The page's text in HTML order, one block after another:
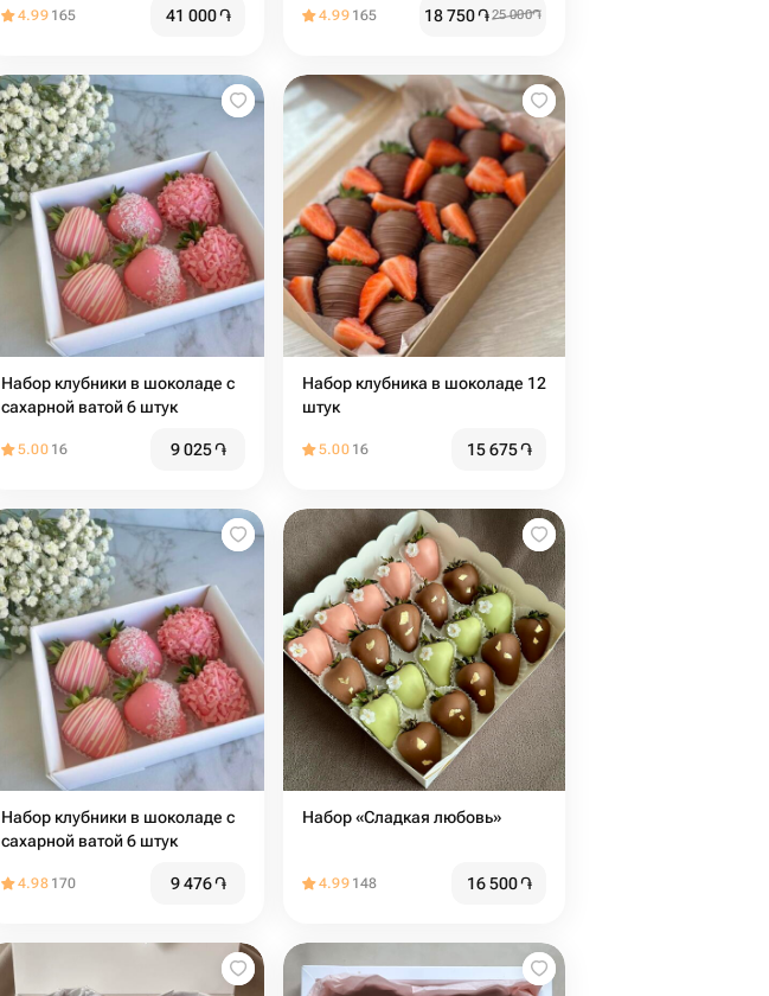
4.99 165 41 000֏ 4.99 165 18 750֏25 000֏
Набор клубники в шоколаде с
сахарной ватой 6 штук
5.00 16 9 025֏
Набор клубника в шоколаде 12
штук
5.00 16 15 675֏
Набор клубники в шоколаде с
сахарной ватой 6 штук
4.98 170 9 476֏
Набор «Сладкая любовь»
4.99 148 16 500֏